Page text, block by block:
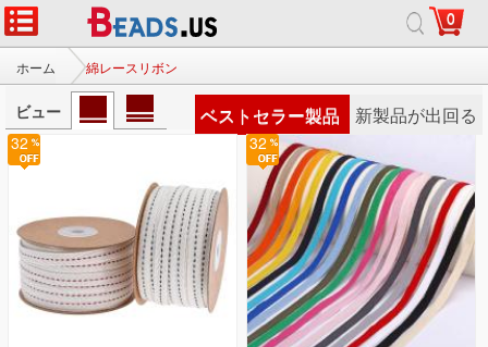
0
ホーム 綿レースリボン
ビュー ベストセラー製品 新製品が出回る
32 32